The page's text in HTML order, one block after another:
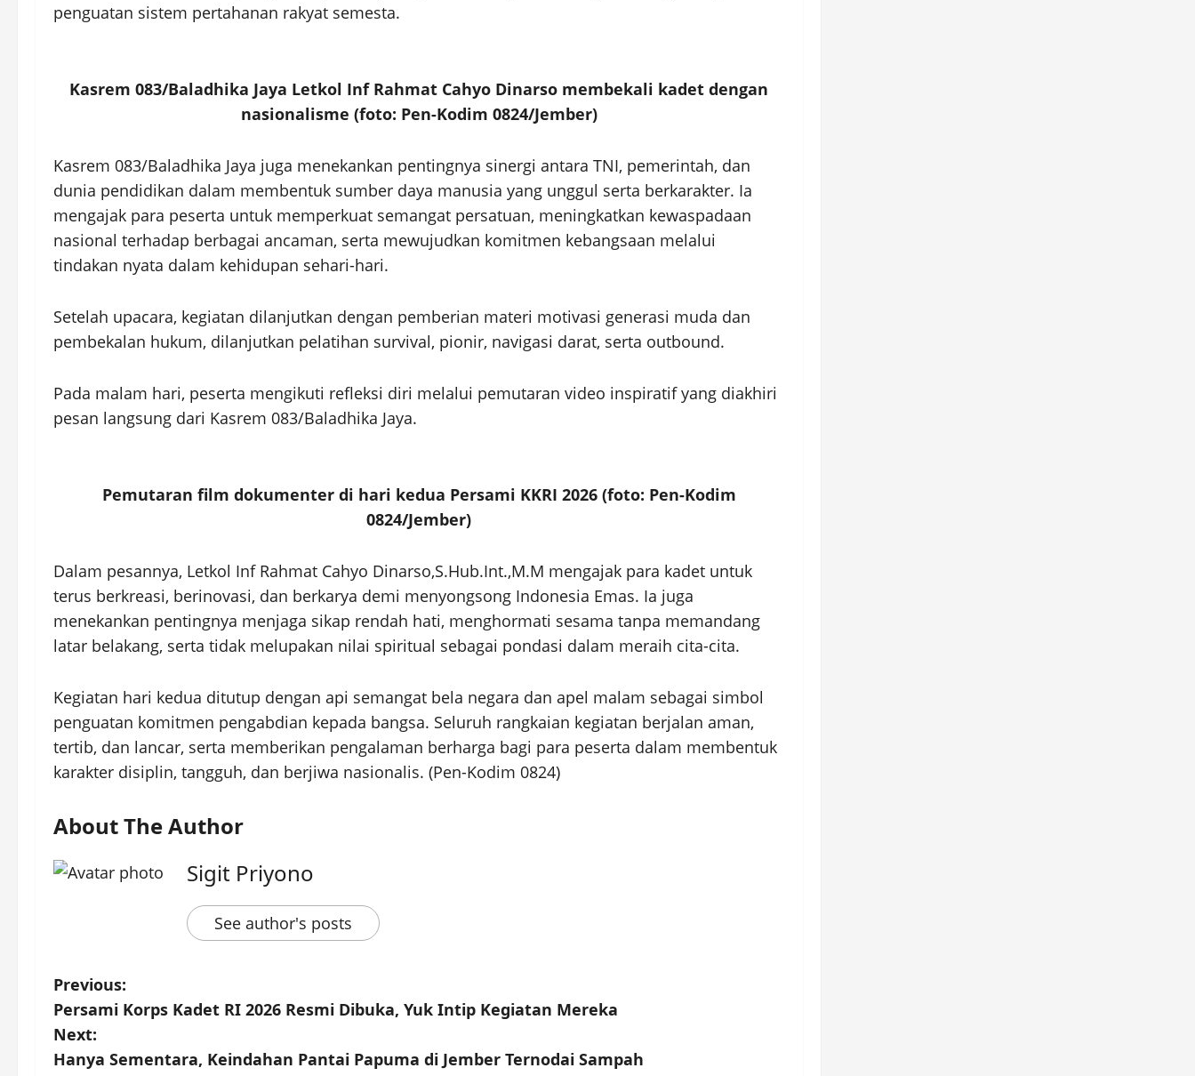
penguatan sistem pertahanan rakyat semesta.
Kasrem 083/Baladhika Jaya Letkol Inf Rahmat Cahyo Dinarso membekali kadet dengan
nasionalisme (foto: Pen-Kodim 0824/Jember)
Kasrem 083/Baladhika Jaya juga menekankan pentingnya sinergi antara TNI, pemerintah, dan
dunia pendidikan dalam membentuk sumber daya manusia yang unggul serta berkarakter. Ia
mengajak para peserta untuk memperkuat semangat persatuan, meningkatkan kewaspadaan
nasional terhadap berbagai ancaman, serta mewujudkan komitmen kebangsaan melalui
tindakan nyata dalam kehidupan sehari-hari.
Setelah upacara, kegiatan dilanjutkan dengan pemberian materi motivasi generasi muda dan
pembekalan hukum, dilanjutkan pelatihan survival, pionir, navigasi darat, serta outbound.
Pada malam hari, peserta mengikuti refleksi diri melalui pemutaran video inspiratif yang diakhiri
pesan langsung dari Kasrem 083/Baladhika Jaya.
Pemutaran film dokumenter di hari kedua Persami KKRI 2026 (foto: Pen-Kodim
0824/Jember)
Dalam pesannya, Letkol Inf Rahmat Cahyo Dinarso,S.Hub.Int.,M.M mengajak para kadet untuk
terus berkreasi, berinovasi, dan berkarya demi menyongsong Indonesia Emas. Ia juga
menekankan pentingnya menjaga sikap rendah hati, menghormati sesama tanpa memandang
latar belakang, serta tidak melupakan nilai spiritual sebagai pondasi dalam meraih cita-cita.
Kegiatan hari kedua ditutup dengan api semangat bela negara dan apel malam sebagai simbol
penguatan komitmen pengabdian kepada bangsa. Seluruh rangkaian kegiatan berjalan aman,
tertib, dan lancar, serta memberikan pengalaman berharga bagi para peserta dalam membentuk
karakter disiplin, tangguh, dan berjiwa nasionalis. (Pen-Kodim 0824)
About The Author
Sigit Priyono
See author's posts
P
o
s
Previous:
Persami Korps Kadet RI 2026 Resmi Dibuka, Yuk Intip Kegiatan Mereka
Next:
Hanya Sementara, Keindahan Pantai Papuma di Jember Ternodai Sampah